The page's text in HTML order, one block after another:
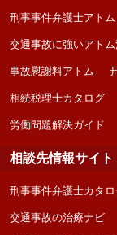
刑事事件弁護士アトム
交通事故に強いアト
事故慰謝料アトム
相続税理士カタログ
労働問題解決ガイド
相談先情報サイト
刑事事件弁護士カタ
交通事故の治療ナビ